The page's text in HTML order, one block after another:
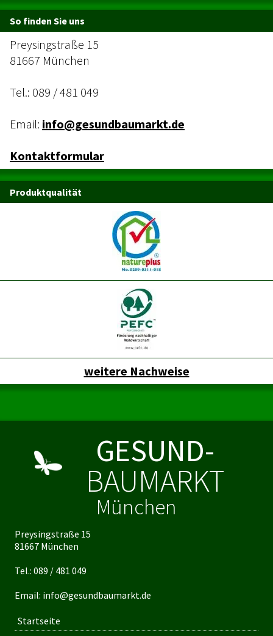
So finden Sie uns
Preysingstraße 15
81667 München
Tel.: 089 / 481 049
Email: info@gesundbaumarkt.de
Kontaktformular
Produktqualität
weitere Nachweise
GESUND-
BAUMARKT
München
Preysingstraße 15
81667 München
Tel.: 089 / 481 049
Email: info@gesundbaumarkt.de
Startseite